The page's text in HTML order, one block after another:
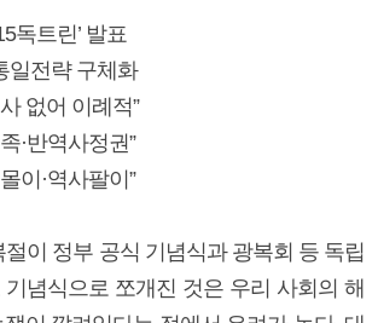
독트린’ 발표
일전략 구체화
없어 이례적”
·반역사정권”
이·역사팔이”
절이 정부 공식 기념식과 광복회 등 독립
념식으로 쪼개진 것은 우리 사회의 해